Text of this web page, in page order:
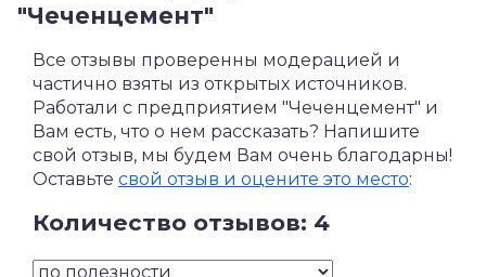
"Чеченцемент"
Все отзывы проверенны модерацией и
частично взяты из открытых источников.
Работали с предприятием "Чеченцемент" и
Вам есть, что о нем рассказать? Напишите
свой отзыв, мы будем Вам очень благодарны!
Оставьте свой отзыв и оцените это место:
Количество отзывов: 4